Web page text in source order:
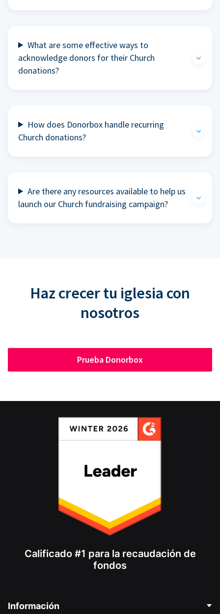
What are some effective ways to
acknowledge donors for their Church
donations?
How does Donorbox handle recurring
Church donations?
Are there any resources available to help us
launch our Church fundraising campaign?
Haz crecer tu iglesia con
nosotros
Prueba Donorbox
Calificado #1 para la recaudación de
fondos
Información